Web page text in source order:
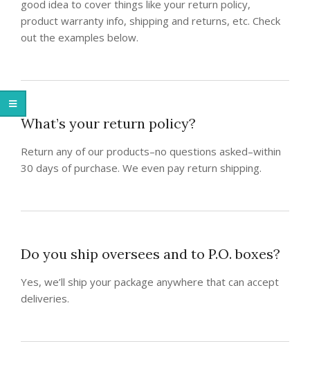
good idea to cover things like your return policy,
product warranty info, shipping and returns, etc. Check
out the examples below.
What’s your return policy?
Return any of our products–no questions asked–within
30 days of purchase. We even pay return shipping.
Do you ship oversees and to P.O. boxes?
Yes, we’ll ship your package anywhere that can accept
deliveries.